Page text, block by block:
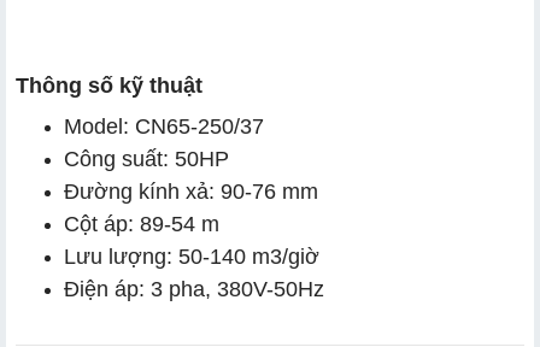
Thông số kỹ thuật
Model: CN65-250/37
Công suất: 50HP
Đường kính xả: 90-76 mm
Cột áp: 89-54 m
Lưu lượng: 50-140 m3/giờ
Điện áp: 3 pha, 380V-50Hz